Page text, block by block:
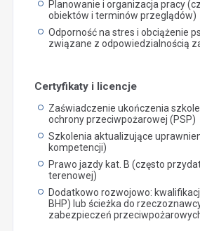
Planowanie i organizacja pracy
obiektów i terminów przeglądów)
Odporność na stres i obciążenie
związane z odpowiedzialnością
Certyfikaty i licencje
Zaświadczenie ukończenia
ochrony przeciwpożarowej (PSP)
Szkolenia aktualizujące
kompetencji)
Prawo jazdy kat. B (często
terenowej)
Dodatkowo rozwojowo:
BHP) lub ścieżka do
zabezpieczeń